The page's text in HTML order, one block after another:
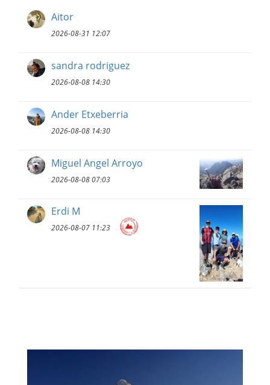
Aitor
2026-08-31 12:07
sandra rodriguez
2026-08-08 14:30
Ander Etxeberria
2026-08-08 14:30
Miguel Angel Arroyo
2026-08-08 07:03
Erdi M
2026-08-07 11:23